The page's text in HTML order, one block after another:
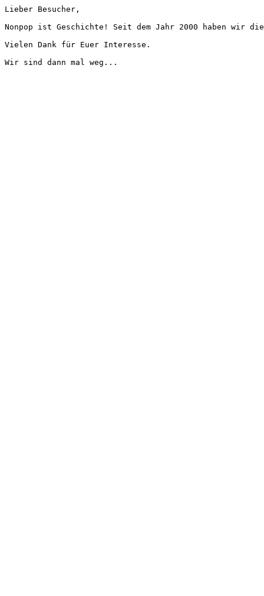
Lieber Besucher,
Nonpop ist Geschichte! Seit dem Jahr 2000 haben wir
Vielen Dank für Euer Interesse.
Wir sind dann mal weg...